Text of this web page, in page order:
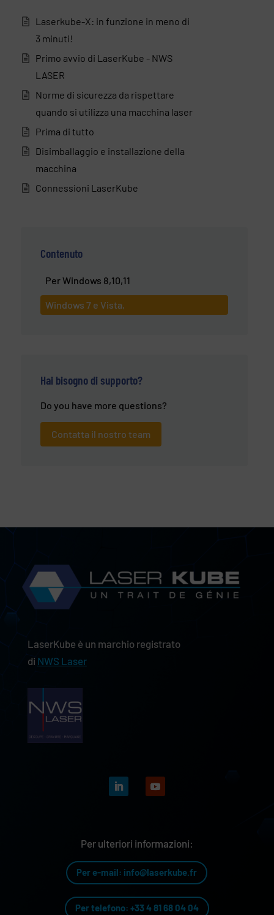
Laserkube-X: in funzione in meno di
3 minuti!
Primo avvio di LaserKube - NWS
LASER
Norme di sicurezza da rispettare
quando si utilizza una macchina laser
Prima di tutto
Disimballaggio e installazione della
macchina
Connessioni LaserKube
Contenuto
Per Windows 8,10,11
Windows 7 e Vista,
Hai bisogno di supporto?
Do you have more questions?
Contatta il nostro team
LaserKube è un marchio registrato
di NWS Laser
Per ulteriori informazioni:
Per e-mail: info@laserkube.fr
Per telefono: +33 4 81 68 04 04